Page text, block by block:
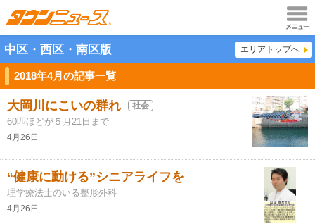
メニュ
ー
中区・西区・南区版 エリアトップへ
2018年4月の記事一覧
大岡川にこいの群れ 社会
60匹ほどが５月21日まで
4月26日
“健康に動ける”シニアライフを
理学療法士のいる整形外科
4月26日